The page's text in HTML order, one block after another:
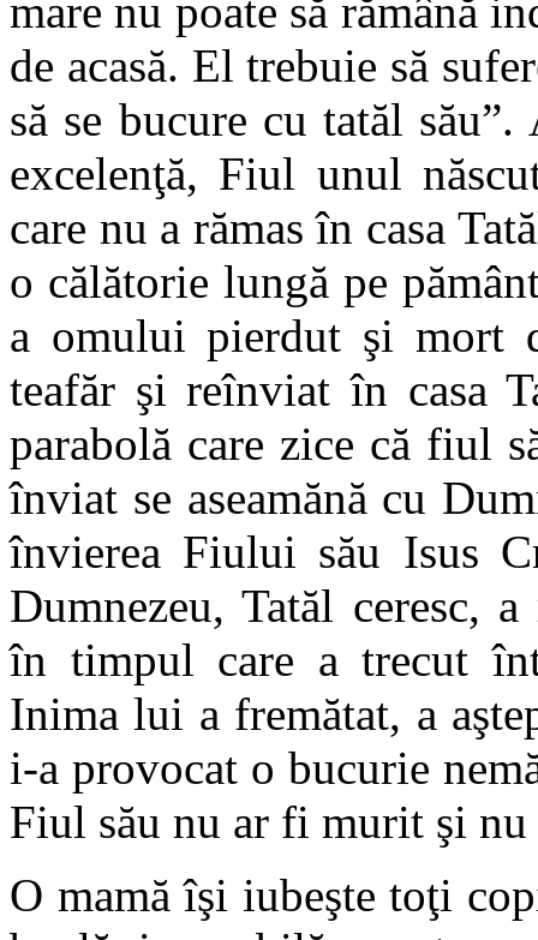
mare nu poate să rămână
de acasă. El trebuie să
să se bucure cu tatăl
excelenţă, Fiul unul
care nu a rămas în casa
o călătorie lungă pe
a omului pierdut şi mort
teafăr şi reînviat în casa
parabolă care zice că fiul
înviat se aseamănă cu
învierea Fiului său Isus
Dumnezeu, Tatăl ceresc,
în timpul care a trecut
Inima lui a fremătat, a
i-a provocat o bucurie
Fiul său nu ar fi murit şi
O mamă îşi iubeşte toţi